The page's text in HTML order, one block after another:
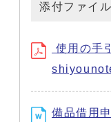
添付ファイル
使用の手
備品借用